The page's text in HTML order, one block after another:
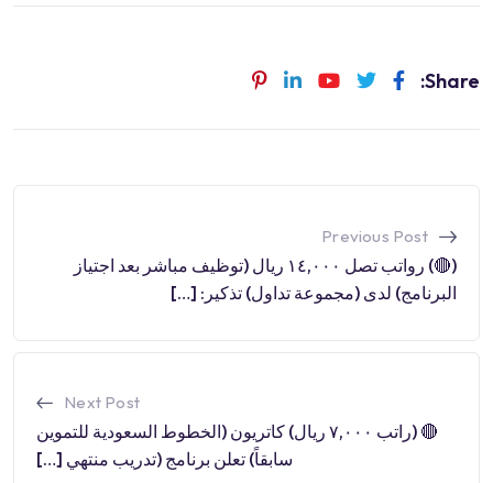
Share:
Previous Post
(🔴) رواتب تصل ١٤,٠٠٠ ريال (توظيف مباشر بعد اجتياز
البرنامج) لدى (مجموعة تداول) تذكير: […]
Next Post
🔴 (راتب ٧,٠٠٠ ريال) كاتريون (الخطوط السعودية للتموين
سابقاً) تعلن برنامج (تدريب منتهي […]